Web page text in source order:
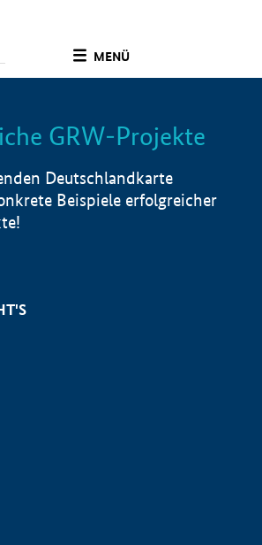
MENÜ
Info
GRW-Projekte
Deutschlandkarte
Beispiele erfolgreicher